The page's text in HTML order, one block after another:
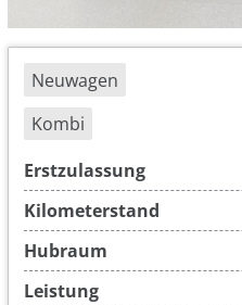
Neuwagen
Kombi
Erstzulassung
Kilometerstand
Hubraum
Leistung